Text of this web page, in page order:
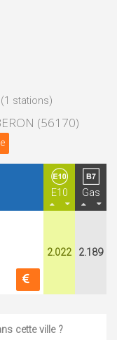
stations)
(56170)
E10 Gas
2.022 2.189
cette ville ?